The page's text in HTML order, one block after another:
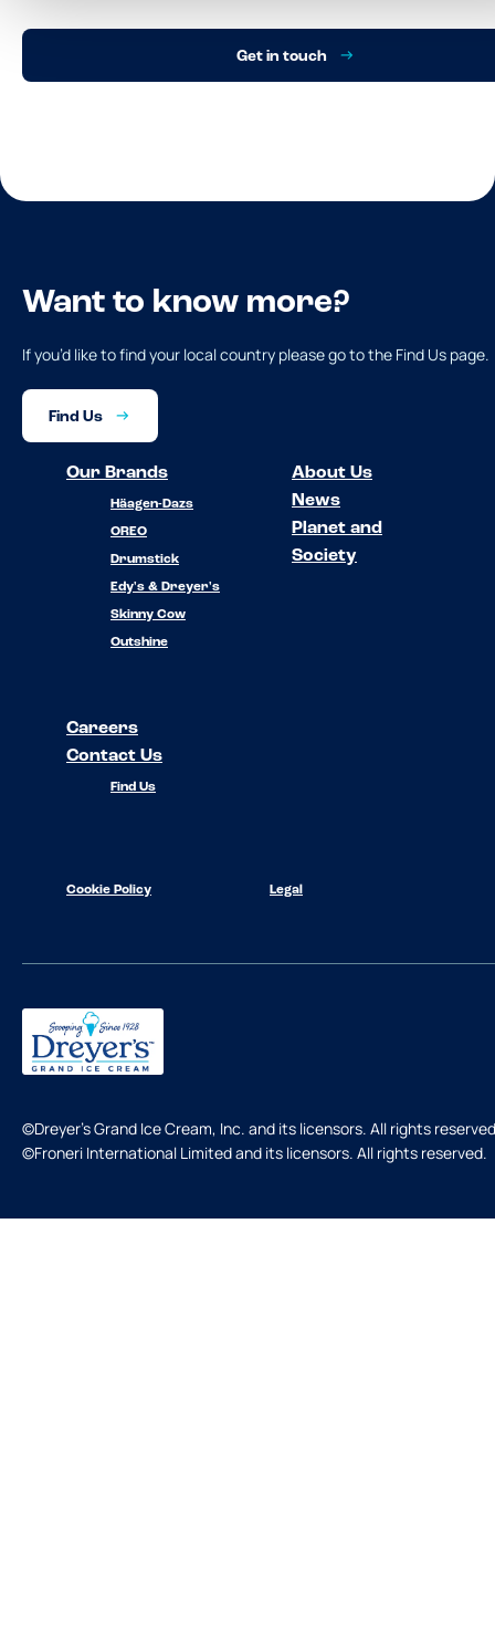
Get in touch
Want to know more?
If you’d like to find your local country please go to the Find Us page.
Find Us
Our Brands
Häagen-Dazs
OREO
Drumstick
Edy's & Dreyer's
Skinny Cow
Outshine
About Us
News
Planet and
Society
Careers
Contact Us
Find Us
Cookie Policy Legal
©Dreyer's Grand Ice Cream, Inc. and its licensors. All rights
©Froneri International Limited and its licensors. All rights reserved.